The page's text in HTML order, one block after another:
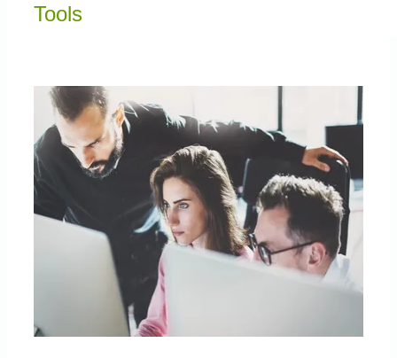
Knowledge Centered Service
Community
Tools